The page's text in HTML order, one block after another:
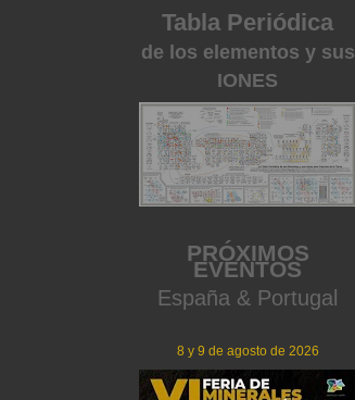
Tabla Periódica
de los elementos y sus
IONES
PRÓXIMOS
EVENTOS
España & Portugal
8 y 9 de agosto de 2026